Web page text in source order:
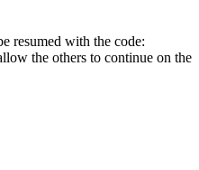
resumed with the code:
the others to continue on the